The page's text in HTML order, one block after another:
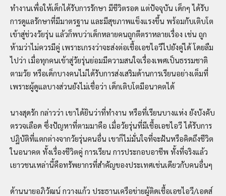
ทำงานเพื่อให้เด็กได้รับการรักษา มีชีวิตรอด แต่ปัจจุบัน เด็กๆ ได้รับ
การดูแลรักษาที่มีมาตรฐาน และมีสุขภาพแข็งแรงขึ้น พร้อมกับเติบโต
เข้าสู่ช่วงวัยรุ่น แล้วก็พบว่าเด็กหลายคนถูกตีตราหลายเรื่อง เช่น ถูก
ห้ามว่าไม่ควรมีคู่ เพราะเกรงว่าจะส่งต่อเชื้อเอชไอวีไปยังคู่ได้ โดยลืม
ไปว่า เมื่อทุกคนเข้าสู่วัยรุ่นย่อมมีความสนใจเรื่องเพศเป็นธรรมชาติ
ตามวัย หรือเด็กบางคนไม่ได้รับการส่งเสริมด้านการเรียนอย่างเต็มที่
เพราะผู้ดูแลบางส่วนยังไม่เชื่อว่า เด็กเติบโตมีอนาคตได้
นางสุดรัก กล่าวว่า เขาได้ยินว่าที่ทำงาน หรือที่เรียนบางแห่ง ยังบังคับ
ตรวจเลือด ซึ่งปัญหาที่ตามมาคือ เมื่อวัยรุ่นที่มีเชื้อเอชไอวี ได้รับการ
ปฏิบัติที่แตกต่างจากวัยรุ่นคนอื่น เขาก็ไม่มั่นใจที่จะฝันหรือคิดถึงชีวิต
ในอนาคต ทั้งเรื่องชีวิตคู่ การเรียน การประกอบอาชีพ ทั้งที่จริงแล้ว
เยาวชนเหล่านี้คือทรัพยากรที่สำคัญของประเทศเช่นเดียวกับคนอื่นๆ
ด้านนายอภิวัฒน์ กวางแก้ว ประธานเครือข่ายผู้ติดเชื้อเอชไอวี/เอดส์